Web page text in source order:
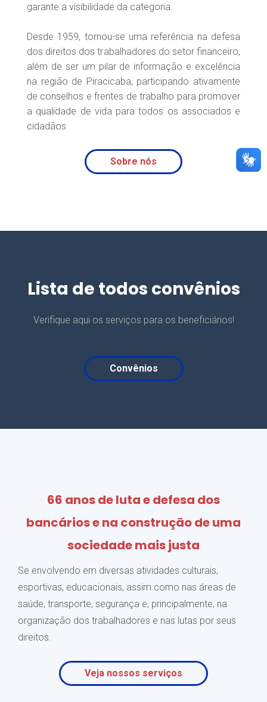
garante a visibilidade da categoria.
Desde 1959, tornou-se uma referência na defesa
dos direitos dos trabalhadores do setor financeiro,
além de ser um pilar de informação e excelência
na região de Piracicaba, participando ativamente
de conselhos e frentes de trabalho para promover
a qualidade de vida para todos os associados e
cidadãos
Sobre nós
Lista de todos convênios
Verifique aqui os serviços para os beneficiários!
Convênios
66 anos de luta e defesa dos
bancários e na construção de uma
sociedade mais justa
Se envolvendo em diversas atividades culturais,
esportivas, educacionais, assim como nas áreas de
saúde, transporte, segurança e, principalmente, na
organização dos trabalhadores e nas lutas por seus
direitos.
Veja nossos serviços